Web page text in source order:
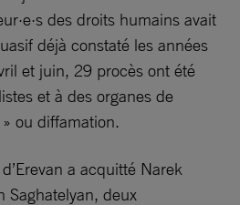
des droits humains avait
déjà constaté les années
et juin, 29 procès ont été
et à des organes de
ou diffamation.
a acquitté Narek
Saghatelyan, deux